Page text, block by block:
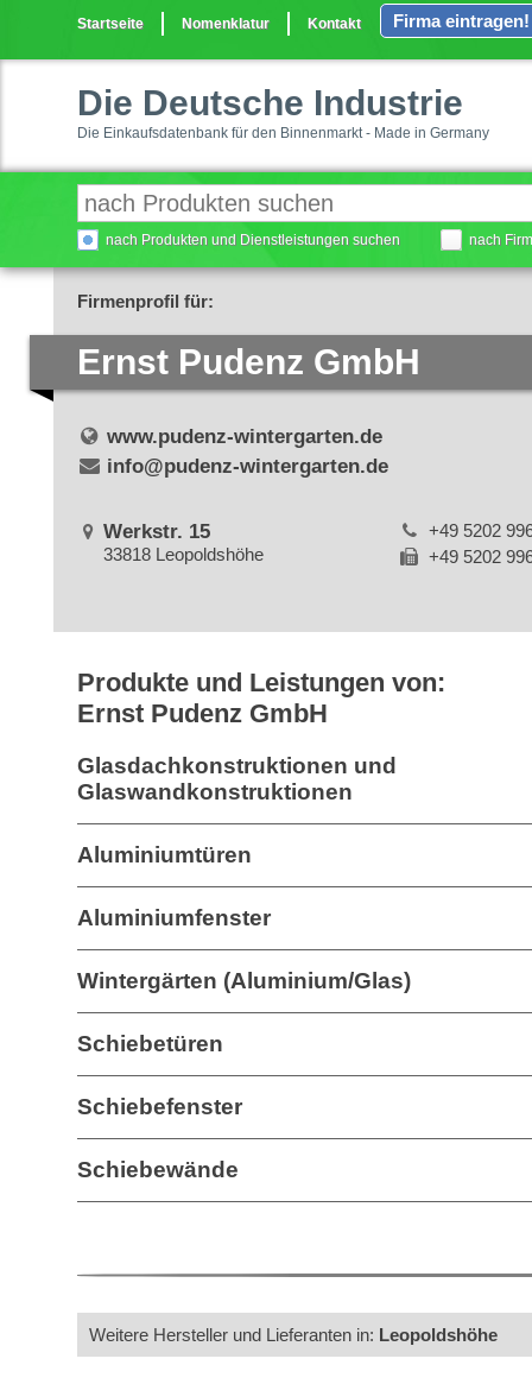
Startseite Nomenklatur Kontakt Firma eintragen!
Die Deutsche Industrie
Die Einkaufsdatenbank für den Binnenmarkt - Made in Germany
nach Produkten und Dienstleistungen suchen nach
Firmenprofil für:
Ernst Pudenz GmbH
www.pudenz-wintergarten.de
info@pudenz-wintergarten.de
Werkstr. 15
33818 Leopoldshöhe
+49 5202
+49 5202
Produkte und Leistungen von:
Ernst Pudenz GmbH
Glasdachkonstruktionen und
Glaswandkonstruktionen
Aluminiumtüren
Aluminiumfenster
Wintergärten (Aluminium/Glas)
Schiebetüren
Schiebefenster
Schiebewände
Weitere Hersteller und Lieferanten in: Leopoldshöhe